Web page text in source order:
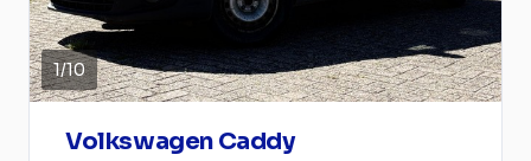
1/10
Volkswagen Caddy